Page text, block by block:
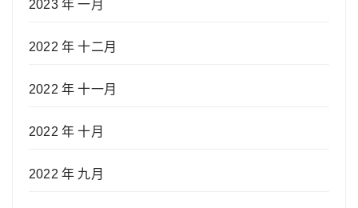
2023 年 一月
2022 年 十二月
2022 年 十一月
2022 年 十月
2022 年 九月